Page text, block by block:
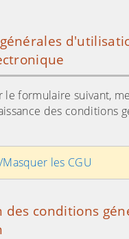
le formulaire suivant,
des conditions
les CGU
des conditions